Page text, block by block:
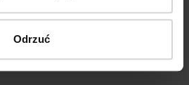
Odrzuć